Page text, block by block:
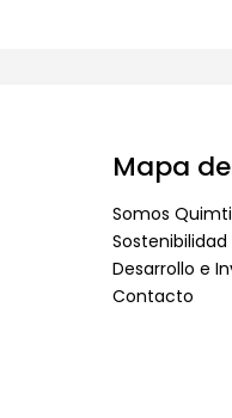
Mapa
Somos
Sostenibilidad
Desarrollo e
Contacto